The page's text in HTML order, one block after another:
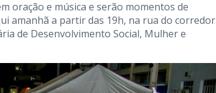
oração e música e serão momentos de
amanhã a partir das 19h, na rua do corredor
de Desenvolvimento Social, Mulher e